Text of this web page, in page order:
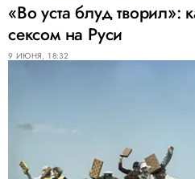
«Во уста блуд творил»:
сексом на Руси
9 ИЮНЯ, 18:32